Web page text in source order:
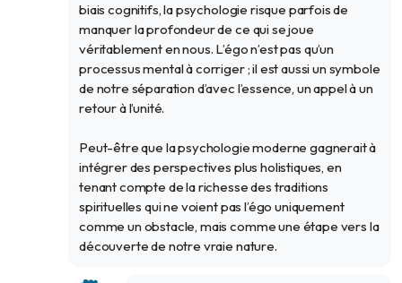
biais cognitifs, la psychologie risque parfois de
manquer la profondeur de ce qui se joue
véritablement en nous. L’égo n’est pas qu’un
processus mental à corriger ; il est aussi un symbole
de notre séparation d’avec l’essence, un appel à un
retour à l’unité.
Peut-être que la psychologie moderne gagnerait à
intégrer des perspectives plus holistiques, en
tenant compte de la richesse des traditions
spirituelles qui ne voient pas l’égo uniquement
comme un obstacle, mais comme une étape vers la
découverte de notre vraie nature.